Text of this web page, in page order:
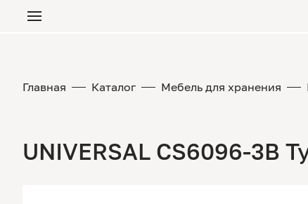
Главная Каталог Мебель для хранения
UNIVERSAL CS6096-3B